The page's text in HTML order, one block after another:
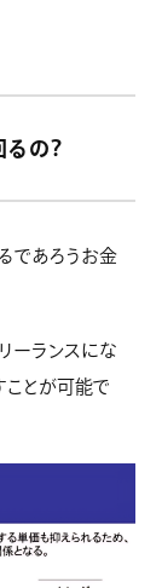
の？
であろうお金
ーランスにな
ことが可能で